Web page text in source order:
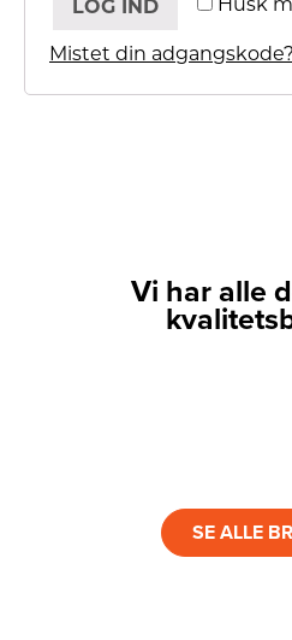
Husk
LOG IND
Mistet din adgangskode?
Vi har alle
SE ALLE